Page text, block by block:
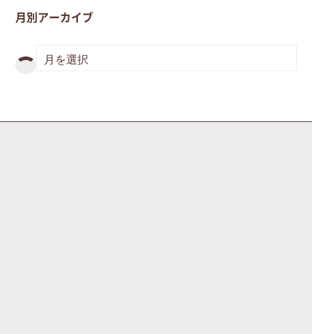
月別アーカイブ